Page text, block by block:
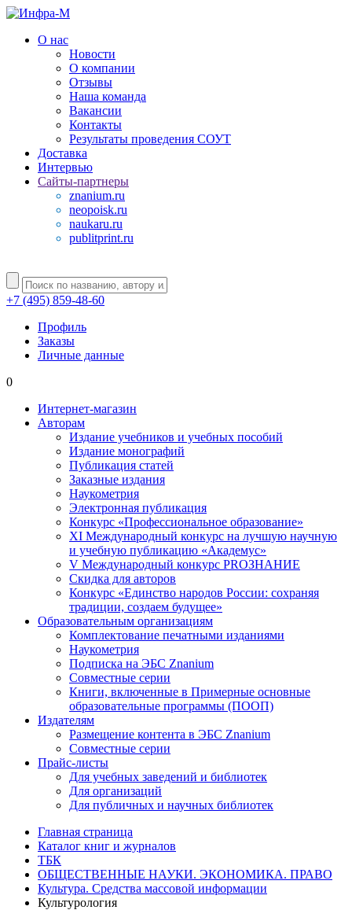
О нас
Новости
О компании
Отзывы
Наша команда
Вакансии
Контакты
Результаты проведения СОУТ
Доставка
Интервью
Сайты-партнеры
znanium.ru
neopoisk.ru
naukaru.ru
publitprint.ru
+7 (495) 859-48-60
Профиль
Заказы
Личные данные
0
Интернет-магазин
Авторам
Издание учебников и учебных пособий
Издание монографий
Публикация статей
Заказные издания
Наукометрия
Электронная публикация
Конкурс «Профессиональное образование»
XI Международный конкурс на лучшую научную
и учебную публикацию «Академус»
V Международный конкурс PROЗНАНИЕ
Скидка для авторов
Конкурс «Единство народов России: сохраняя
традиции, создаем будущее»
Образовательным организациям
Комплектование печатными изданиями
Наукометрия
Подписка на ЭБС Znanium
Совместные серии
Книги, включенные в Примерные основные
образовательные программы (ПООП)
Издателям
Размещение контента в ЭБС Znanium
Совместные серии
Прайс-листы
Для учебных заведений и библиотек
Для организаций
Для публичных и научных библиотек
Главная страница
Каталог книг и журналов
ТБК
ОБЩЕСТВЕННЫЕ НАУКИ. ЭКОНОМИКА. ПРАВО
Культура. Средства массовой информации
Культурология